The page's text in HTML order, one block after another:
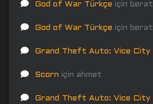
God of War Türkçe için berat
God of War Türkçe için berat
Grand Theft Auto: Vice City
Scorn için ahmet
Grand Theft Auto: Vice City